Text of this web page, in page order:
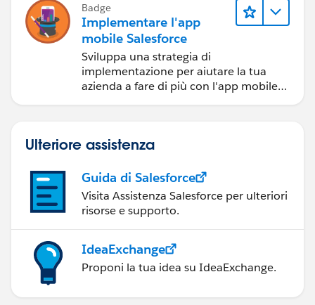
Badge
Implementare l'app
mobile Salesforce
Sviluppa una strategia di
implementazione per aiutare la tua
azienda a fare di più con l'app mobile
Ulteriore assistenza
Guida di Salesforce
Visita Assistenza Salesforce per ulteriori
risorse e supporto.
IdeaExchange
Proponi la tua idea su IdeaExchange.